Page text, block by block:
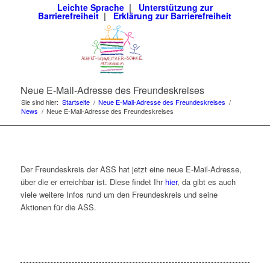
Leichte Sprache| Unterstützung zur
Barrierefreiheit | Erklärung zur Barrierefreiheit
Neue E-Mail-Adresse des Freundeskreises
Sie sind hier: Startseite / Neue E-Mail-Adresse des Freundeskreises /
News / Neue E-Mail-Adresse des Freundeskreises
Der Freundeskreis der ASS hat jetzt eine neue E-Mail-Adresse,
über die er erreichbar ist. Diese findet Ihr hier, da gibt es auch
viele weitere Infos rund um den Freundeskreis und seine
Aktionen für die ASS.